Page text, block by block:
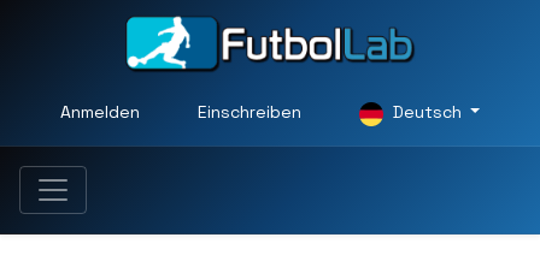
Anmelden Einschreiben Deutsch